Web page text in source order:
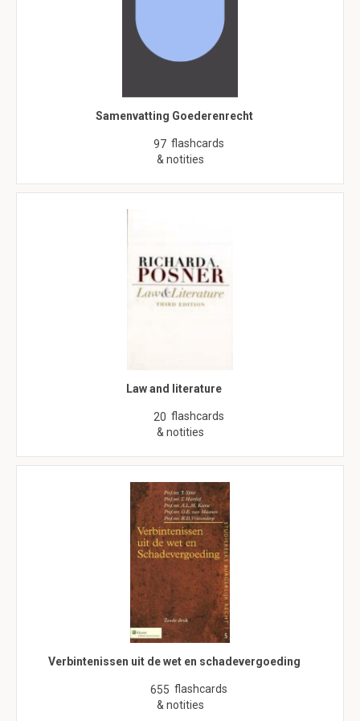
Samenvatting Goederenrecht
97 flashcards
& notities
Law and literature
20 flashcards
& notities
Verbintenissen uit de wet en schadevergoeding
655 flashcards
& notities